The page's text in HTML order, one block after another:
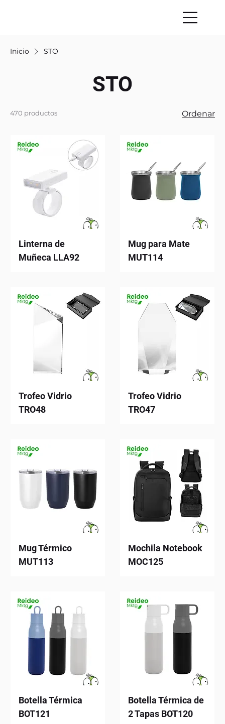
Inicio STO
STO
470 productos Ordenar
Linterna de
Muñeca LLA92
Mug para Mate
MUT114
Trofeo Vidrio
TRO48
Trofeo Vidrio
TRO47
Mug Térmico
MUT113
Mochila Notebook
MOC125
Botella Térmica
BOT121
Botella Térmica de
2 Tapas BOT120